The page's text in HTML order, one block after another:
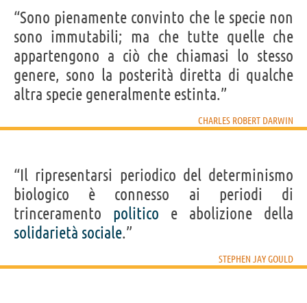
“Sono pienamente convinto che le specie non
sono immutabili; ma che tutte quelle che
appartengono a ciò che chiamasi lo stesso
genere, sono la posterità diretta di qualche
altra specie generalmente estinta.”
CHARLES ROBERT DARWIN
“Il ripresentarsi periodico del determinismo
biologico è connesso ai periodi di
trinceramento politico e abolizione della
solidarietà sociale.”
STEPHEN JAY GOULD